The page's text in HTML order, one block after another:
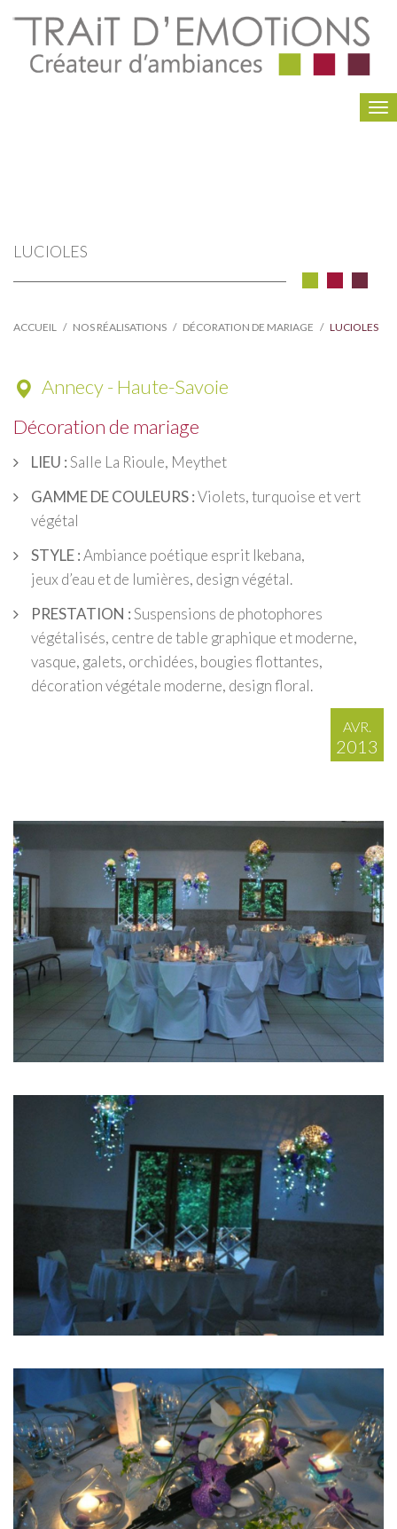
LUCIOLES
ACCUEIL NOS RÉALISATIONS DÉCORATION DE MARIAGE LUCIOLES
Annecy - Haute-Savoie
Décoration de mariage
LIEU :Salle La Rioule, Meythet
GAMME DE COULEURS :Violets, turquoise et vert
végétal
STYLE :Ambiance poétique esprit Ikebana,
jeux d’eau et de lumières, design végétal.
PRESTATION :Suspensions de photophores
végétalisés, centre de table graphique et moderne,
vasque, galets, orchidées, bougies flottantes,
décoration végétale moderne, design floral.
AVR.
2013